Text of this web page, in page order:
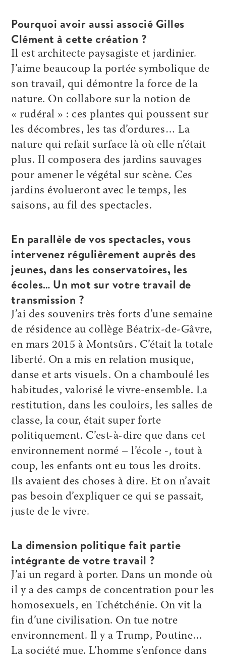
Pourquoi avoir aussi associé Gilles
Clément à cette création ?
Il est architecte paysagiste et jardinier.
J’aime beaucoup la portée symbolique de
son travail, qui démontre la force de la
nature. On collabore sur la notion de
« rudéral » : ces plantes qui poussent sur
les décombres, les tas d’ordures… La
nature qui refait surface là où elle n’était
plus. Il composera des jardins sauvages
pour amener le végétal sur scène. Ces
jardins évolueront avec le temps, les
saisons, au fil des spectacles.
En parallèle de vos spectacles, vous
intervenez régulièrement auprès des
jeunes, dans les conservatoires, les
écoles… Un mot sur votre travail de
transmission ?
J’ai des souvenirs très forts d’une semaine
de résidence au collège Béatrix-de-Gâvre,
en mars 2015 à Montsûrs. C’était la totale
liberté. On a mis en relation musique,
danse et arts visuels. On a chamboulé les
habitudes, valorisé le vivre-ensemble. La
restitution, dans les couloirs, les salles de
classe, la cour, était super forte
politiquement. C’est-à-dire que dans cet
environnement normé – l’école -, tout à
coup, les enfants ont eu tous les droits.
Ils avaient des choses à dire. Et on n’avait
pas besoin d’expliquer ce qui se passait,
juste de le vivre.
La dimension politique fait partie
intégrante de votre travail ?
J’ai un regard à porter. Dans un monde où
il y a des camps de concentration pour les
homosexuels, en Tchétchénie. On vit la
fin d’une civilisation. On tue notre
environnement. Il y a Trump, Poutine…
La société mue. L’homme s’enfonce dans